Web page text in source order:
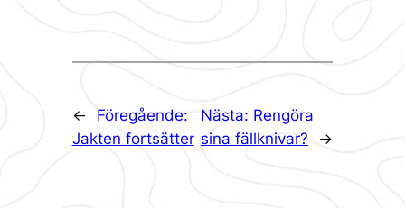
←
Föregående:
Jakten fortsätter
Nästa: Rengöra
sina fällknivar?
→